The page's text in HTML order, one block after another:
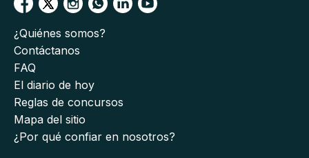
¿Quiénes somos?
Contáctanos
FAQ
El diario de hoy
Reglas de concursos
Mapa del sitio
¿Por qué confiar en nosotros?